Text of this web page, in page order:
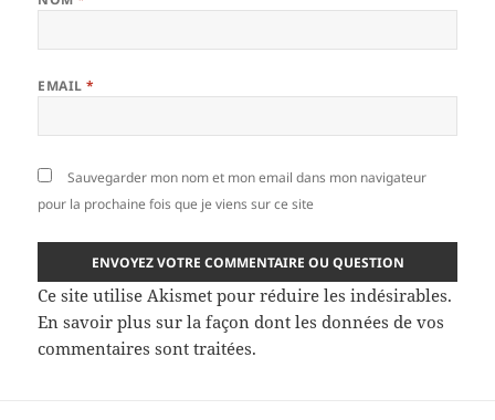
EMAIL*
Sauvegarder mon nom et mon email dans mon navigateur
pour la prochaine fois que je viens sur ce site
Ce site utilise Akismet pour réduire les indésirables.
En savoir plus sur la façon dont les données de vos
commentaires sont traitées.